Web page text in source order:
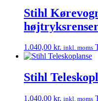
Stihl
1.040,00 kr. inkl. moms
Stihl
1.040,00 kr. inkl. moms